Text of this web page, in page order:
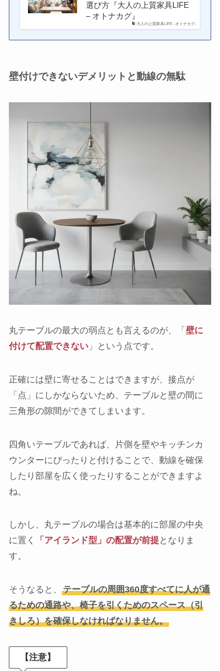
大人の上質家具LIFE -オトナカグ-
選び方『大人の上質家具LIFE
– オトナカグ』
壁付けできないデメリットと動線の無駄
丸テーブルの最大の弱点とも言えるのが、「 壁に
付けて配置できない」という点です。
正確には壁に寄せることはできますが、接点が
「点」にしかならないため、テーブルと壁の間に
三角形の隙間ができてしまいます。
四角いテーブルであれば、片側を壁やキッチンカ
ウンターにぴったりと付けることで、動線を確保
したり部屋を広く使ったりすることができますよ
ね。
しかし、丸テーブルの場合は基本的に部屋の中央
に置く
「アイランド型」の配置が前提となりま
す。
そうなると、 テーブルの周囲360度すべてに人が通
るための通路や、椅子を引くためのスペース（引
きしろ）を確保しなければなりません。
【注意】